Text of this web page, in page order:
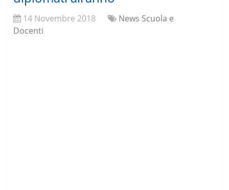
14 Novembre 2018
News Scuola e
Docenti